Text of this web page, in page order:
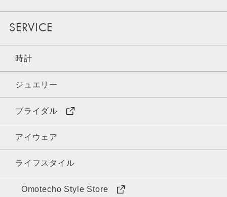
SERVICE
時計
ジュエリー
ブライダル
アイウェア
ライフスタイル
Omotecho Style Store